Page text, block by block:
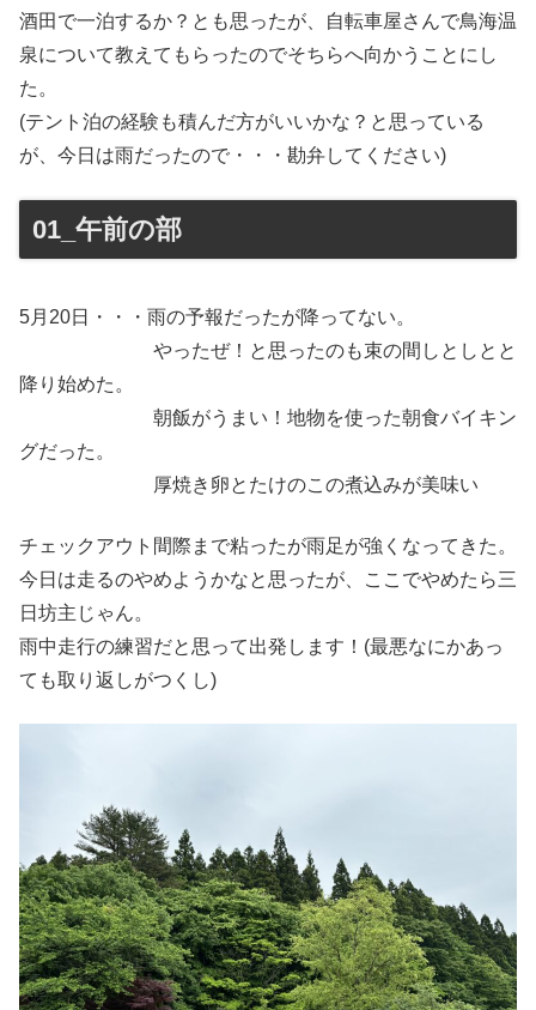
酒田で一泊するか？とも思ったが、自転車屋さんで鳥海温
泉について教えてもらったのでそちらへ向かうことにし
た。
(テント泊の経験も積んだ方がいいかな？と思っている
が、今日は雨だったので・・・勘弁してください)
01_午前の部
5月20日・・・雨の予報だったが降ってない。
やったぜ！と思ったのも束の間しとしとと
降り始めた。
朝飯がうまい！地物を使った朝食バイキン
グだった。
厚焼き卵とたけのこの煮込みが美味い
チェックアウト間際まで粘ったが雨足が強くなってきた。
今日は走るのやめようかなと思ったが、ここでやめたら三
日坊主じゃん。
雨中走行の練習だと思って出発します！(最悪なにかあっ
ても取り返しがつくし)